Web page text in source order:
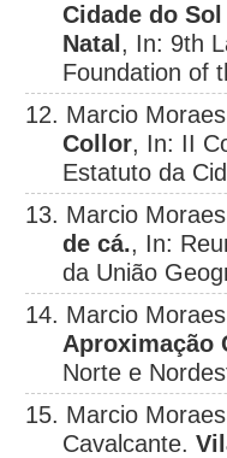
Cidade do
Natal , In: 9th
Foundation of
12. Marcio
Collor, In: II
Estatuto da
13. Marcio
de cá., In:
da União
14. Marcio
Aproximação
Norte e
15. Marcio
Cavalcante.